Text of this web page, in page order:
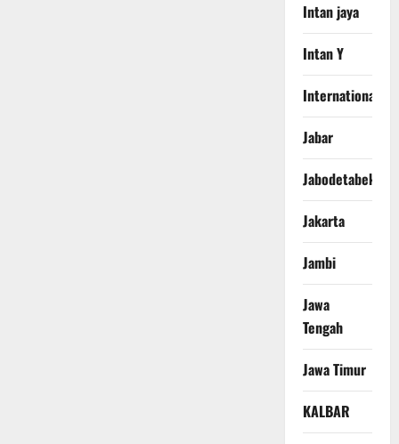
Intan jaya
Intan Y
International
Jabar
Jabodetabek
Jakarta
Jambi
Jawa
Tengah
Jawa Timur
KALBAR